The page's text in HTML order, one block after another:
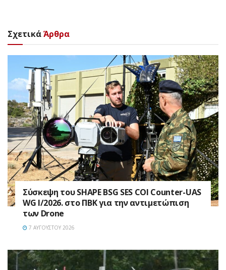
ΣχετικάΆρθρα
Σύσκεψη του SHAPE BSG SES COI Counter-UAS
WG I/2026. στο ΠΒΚ για την αντιμετώπιση
των Drone
7 ΑΥΓΟΎΣΤΟΥ 2026